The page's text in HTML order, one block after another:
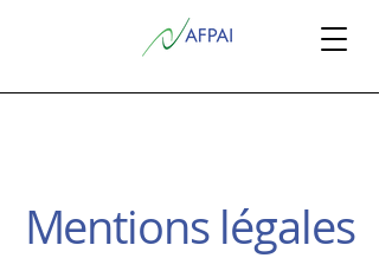
Mentions légales